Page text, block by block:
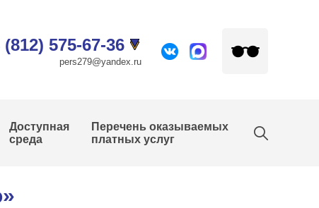
(812) 575-67-36
pers279@yandex.ru
Доступная
среда
Перечень оказываемых
платных услуг